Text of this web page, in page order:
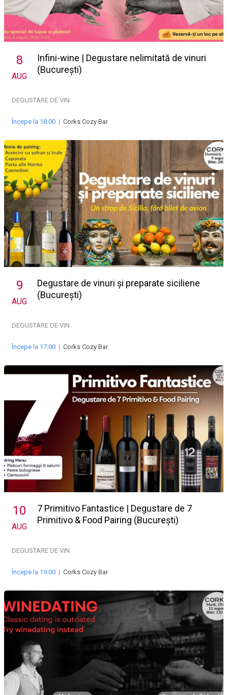
8
AUG
Infini-wine | Degustare nelimitată de vinuri
(București)
DEGUSTARE DE VIN
Începe la 18:00 | Corks Cozy Bar
9
AUG
Degustare de vinuri și preparate siciliene
(București)
DEGUSTARE DE VIN
Începe la 17:00 | Corks Cozy Bar
10
AUG
7 Primitivo Fantastice | Degustare de 7
Primitivo & Food Pairing (București)
DEGUSTARE DE VIN
Începe la 19:00 | Corks Cozy Bar